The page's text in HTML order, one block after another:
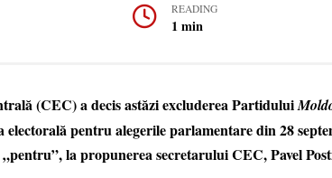
READING
1 min
(CEC) a decis astăzi excluderea Partidului
pentru alegerile parlamentare din 28
la propunerea secretarului CEC, Pavel